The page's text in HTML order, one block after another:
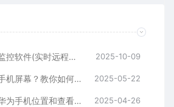
华为手机远程同屏监控软件(实时远程控制另一台华为手机) 2025-10-09
怎么远程同步华为手机屏幕？教你如何同屏监控华为手机 2025-05-22
如何监控定位对方华为手机位置和查看微信聊天记录 2025-04-26